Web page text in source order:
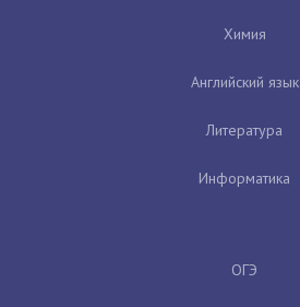
Химия
Английский язык
Литература
Информатика
ОГЭ